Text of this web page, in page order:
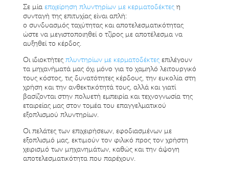
Σε µία επιχείρηση πλυντηρίων µε κερµατοδέκτεςη
συνταγή της επιτυχίας είναι απλή:
ο συνδυασµός ταχύτητας και αποτελεσµατικότητας
ώστε να µεγιστοποιηθεί ο τζίρος µε αποτέλεσµα να
αυξηθεί το κέρδος.
Οι ιδιοκτήτες πλυντηρίων με κερματοδέκτεςεπιλέγουν
τα μηχανήματά μας όχι μόνο για το χαμηλό λειτουργικό
τους κόστος, τις δυνατότητες κέρδους, την ευκολία στη
χρήση και την ανθεκτικότητά τους, αλλά και γιατί
βασίζονται στην πολυετή εμπειρία και τεχνογνωσία της
εταιρείας μας στον τομέα του επαγγελματικού
εξοπλισμού πλυντηρίων.
Οι πελάτες των επιχειρήσεων, εφοδιασµένων µε
εξοπλισµό μας, εκτιµούν τον φιλικό προς τον χρήστη
χειρισµό των µηχανηµάτων, καθώς και την άψογη
αποτελεσµατικότητα που παρέχουν.